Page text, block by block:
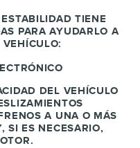
TIENE
PARA AYUDARLO A
DEL VEHÍCULO
A UNA O MÁS
SI ES NECESARIO,